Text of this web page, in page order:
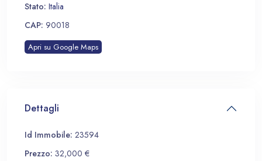
Stato: Italia
CAP: 90018
Apri su Google Maps
Dettagli
Id Immobile: 23594
Prezzo: 32,000 €